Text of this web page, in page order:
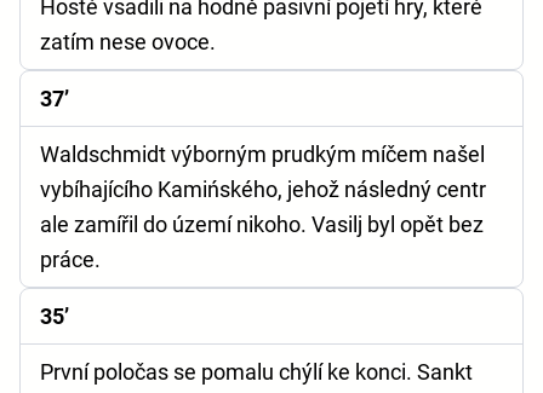
Hosté vsadili na hodně pasivní pojetí hry, které
zatím nese ovoce.
37’
Waldschmidt výborným prudkým míčem našel
vybíhajícího Kamińského, jehož následný centr
ale zamířil do území nikoho. Vasilj byl opět bez
práce.
35’
První poločas se pomalu chýlí ke konci. Sankt